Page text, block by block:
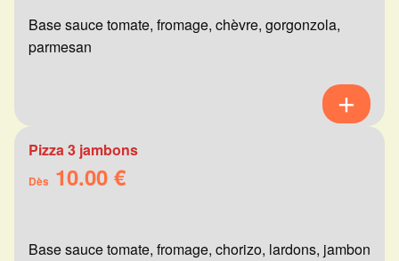
Base sauce tomate, fromage, chèvre, gorgonzola,
parmesan
Pizza 3 jambons
Dès 10.00 €
Base sauce tomate, fromage, chorizo, lardons, jambon